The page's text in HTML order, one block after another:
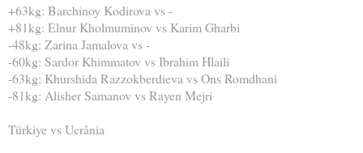
+63kg: Barchinoy Kodirova vs -
+81kg: Elnur Kholmuminov vs Karim Gharbi
-48kg: Zarina Jamalova vs -
-60kg: Sardor Khimmatov vs Ibrahim Hlaili
-63kg: Khurshida Razzokberdieva vs Ons Romdhani
-81kg: Alisher Samanov vs Rayen Mejri
Türkiye vs Ucrânia